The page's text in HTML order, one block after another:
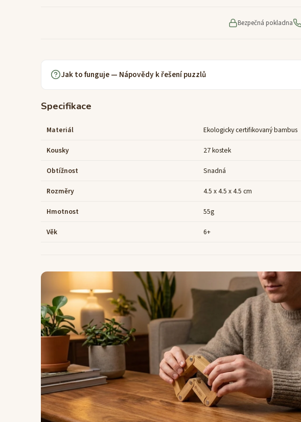
Bezpečná pokladna
Jak to funguje — Nápovědy k řešení puzzlů
Specifikace
Materiál Ekologicky certifikovaný bambus
Kousky 27 kostek
Obtížnost Snadná
Rozměry 4.5 x 4.5 x 4.5 cm
Hmotnost 55g
Věk 6+